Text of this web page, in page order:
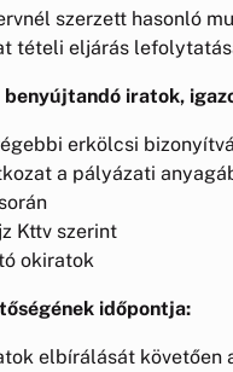
szerzett hasonló
tételi eljárás
iratok,
erkölcsi
a pályázati
Kttv szerint
okiratok
időpontja:
elbírálását követően